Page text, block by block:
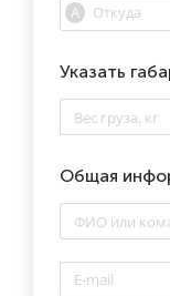
Указать
Общая